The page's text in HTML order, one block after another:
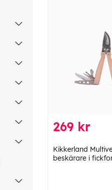
269 kr
Kikkerland
beskärare i